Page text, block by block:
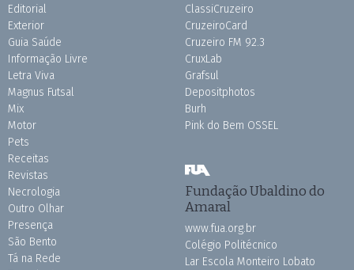
Editorial
Exterior
Guia Saúde
Informação Livre
Letra Viva
Magnus Futsal
Mix
Motor
Pets
Receitas
Revistas
Necrologia
Outro Olhar
Presença
São Bento
Tá na Rede
ClassiCruzeiro
CruzeiroCard
Cruzeiro FM 92.3
CruxLab
Grafsul
Depositphotos
Burh
Pink do Bem OSSEL
Fundação Ubaldino do
Amaral
www.fua.org.br
Colégio Politécnico
Lar Escola Monteiro Lobato